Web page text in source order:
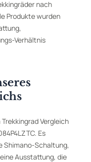
nach
Produkte wurden
Verhältnis
Vergleich
Es
Shimano-Schaltung,
Ausstattung, die